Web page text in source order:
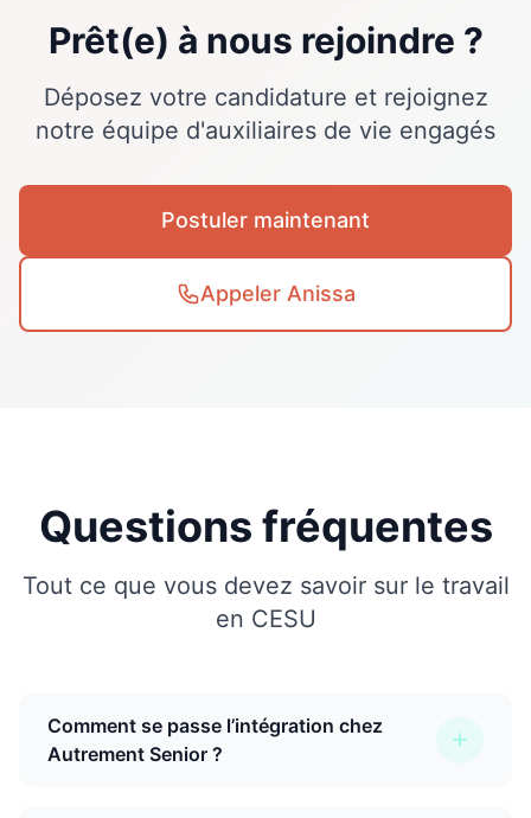
Prêt(e) à nous rejoindre ?
Déposez votre candidature et rejoignez
notre équipe d'auxiliaires de vie engagés
Postuler maintenant
Appeler Anissa
Questions fréquentes
Tout ce que vous devez savoir sur le travail
en CESU
Comment se passe l’intégration chez
Autrement Senior ?